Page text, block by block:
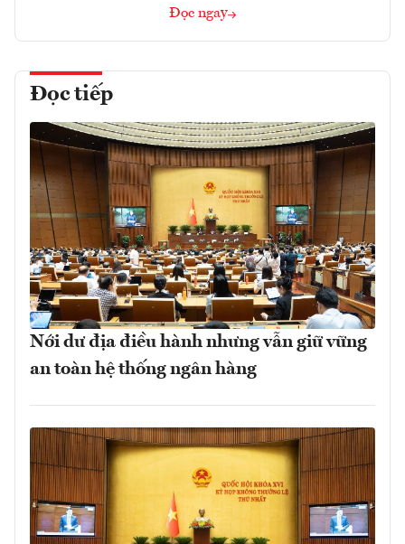
Đọc ngay
Đọc tiếp
Nới dư địa điều hành nhưng vẫn giữ vững
an toàn hệ thống ngân hàng